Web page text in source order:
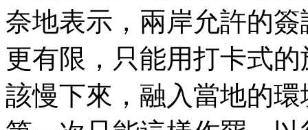
奈地表示，兩岸允許的
更有限，只能用打卡式
該慢下來，融入當地的